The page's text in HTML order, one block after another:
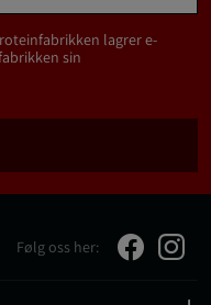
lagrer e-
sin
Følg oss her: